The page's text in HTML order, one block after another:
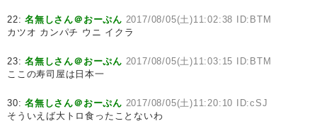
22:名無しさん＠おーぷん 2017/08/05(土)11:02:38 ID:BTM
カツオ カンパチ ウニ イクラ
23:名無しさん＠おーぷん 2017/08/05(土)11:03:15 ID:BTM
ここの寿司屋は日本一
30:名無しさん＠おーぷん 2017/08/05(土)11:20:10 ID:cSJ
そういえば大トロ食ったことないわ